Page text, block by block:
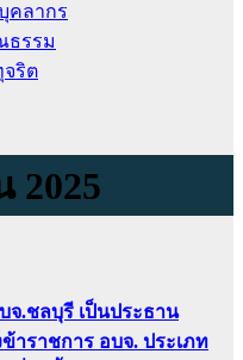
คลากร
ธรรม
ริต
2025
.ชลบุรี เป็นประธาน
าราชการ อบจ. ประเภท